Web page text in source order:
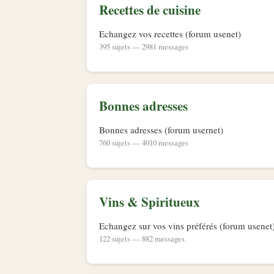
Recettes de cuisine
Echangez vos recettes (forum usenet)
395 sujets — 2981 messages
Bonnes adresses
Bonnes adresses (forum usernet)
760 sujets — 4010 messages
Vins & Spiritueux
Echangez sur vos vins préférés (forum
122 sujets — 882 messages